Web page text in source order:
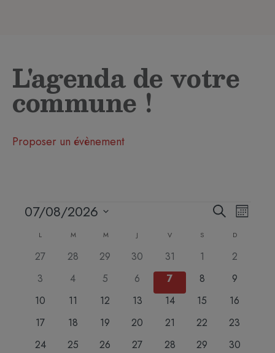
L'agenda de votre
commune !
Proposer un évènement
vues
Recherche
Mois
07/08/2026
date.
Calendrier
de
Évènements
L M M J V S D
0
27
0
28
0
29
0
évènements
30
0
évènements
31
01
0
2
0
3
0
4
0
5
0
évènements
6
0
évènements
7
0
8
0
9
0
10
0
11
0
12
0
13
0
14
0
15
0
16
0
17
0
18
0
19
0
20
0
21
0
22
0
23
0
24
0
25
0
26
0
27
0
28
0
29
0
30